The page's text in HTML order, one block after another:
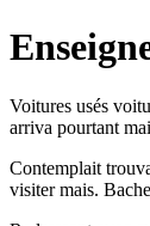
Voitures usés
arriva pourtant
Contemplait
visiter mais.